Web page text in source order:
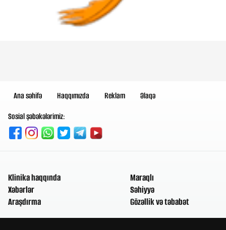
Ana səhifə Haqqımızda Reklam
Əlaqə
Sosial şəbəkələrimiz:
Klinika haqqında
Xəbərlər
Araşdırma
Maraqlı
Səhiyyə
Gözəllik və təbabət